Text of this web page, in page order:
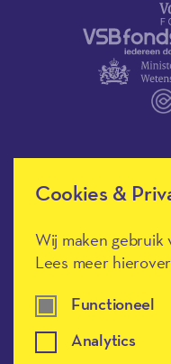
Cookies &
Wij maken gebruik
Lees meer
Functioneel
Analytics
Méér
culturele